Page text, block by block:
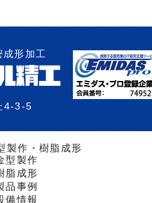
形加工
4-3-5
製作・樹脂成形
型製作
脂成形
品事例
備情報